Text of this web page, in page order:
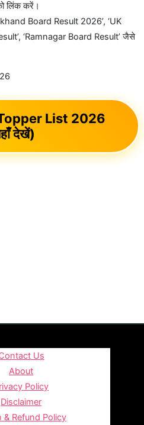
लिंक करें।
Board Result 2026’, ‘UK
‘Ramnagar Board Result’ जैसे
List 2026
देखें)
Us
About
Policy
Disclaimer
& Refund Policy